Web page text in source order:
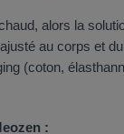
alors la
au corps et
(coton,
: